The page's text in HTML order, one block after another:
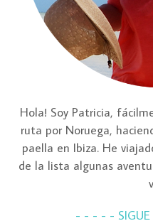
Hola! Soy Patricia,
ruta por Noruega,
paella en Ibiza. He
de la lista algunas
- - - - - SIGUE